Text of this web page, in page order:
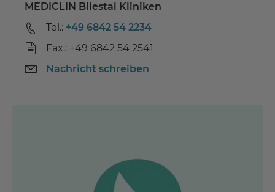
MEDICLIN Bliestal Kliniken
Tel.: +49 6842 54 2234
Fax.: +49 6842 54 2541
Nachricht schreiben